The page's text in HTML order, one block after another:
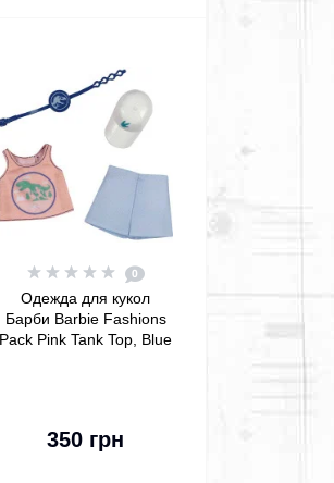
0
Одежда для кукол
Барби Barbie Fashions
Pack Pink Tank Top, Blue
350 грн